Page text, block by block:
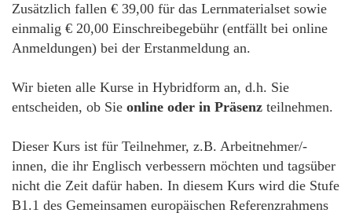
Zusätzlich fallen € 39,00 für das Lernmaterialset sowie
einmalig € 20,00 Einschreibegebühr (entfällt bei online
Anmeldungen) bei der Erstanmeldung an.
Wir bieten alle Kurse in Hybridform an, d.h. Sie
entscheiden, ob Sie online oder in Präsenz teilnehmen.
Dieser Kurs ist für Teilnehmer, z.B. Arbeitnehmer/-
innen, die ihr Englisch verbessern möchten und tagsüber
nicht die Zeit dafür haben. In diesem Kurs wird die Stufe
B1.1 des Gemeinsamen europäischen Referenzrahmens